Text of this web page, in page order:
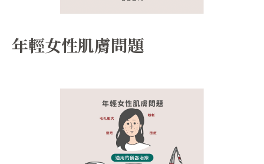
年輕女性肌膚問題